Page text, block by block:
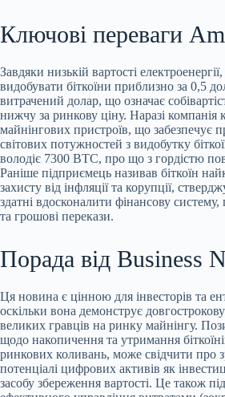
Ключові переваги
Завдяки низькій вартості
видобувати біткоїни приблизно за 0,5
витрачений долар, що означає
нижчу за ринкову ціну. Наразі
майнінгових пристроїв, що забезпечує
світових потужностей з видобутку
володіє 7300 BTC, про що з гордістю
Раніше підприємець називав біткоїн
захисту від інфляції та корупції,
здатні вдосконалити фінансову
та грошові перекази.
Порада від Business
Ця новина є цінною для інвесторів та
оскільки вона демонструє
великих гравців на ринку майнінгу.
щодо накопичення та утримання
ринкових коливань, може свідчити про
потенціалі цифрових активів як
засобу збереження вартості. Це також